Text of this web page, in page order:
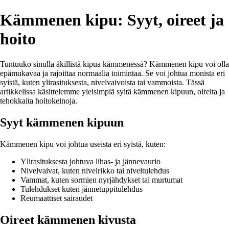
Kämmenen kipu: Syyt, oireet ja
hoito
Tuntuuko sinulla äkillistä kipua kämmenessä? Kämmenen kipu voi olla
epämukavaa ja rajoittaa normaalia toimintaa. Se voi johtua monista eri
syistä, kuten ylirasituksesta, nivelvaivoista tai vammoista. Tässä
artikkelissa käsittelemme yleisimpiä syitä kämmenen kipuun, oireita ja
tehokkaita hoitokeinoja.
Syyt kämmenen kipuun
Kämmenen kipu voi johtua useista eri syistä, kuten:
Ylirasituksesta johtuva lihas- ja jännevaurio
Nivelvaivat, kuten nivelrikko tai niveltulehdus
Vammat, kuten sormien nyrjähdykset tai murtumat
Tulehdukset kuten jännetuppitulehdus
Reumaattiset sairaudet
Oireet kämmenen kivusta